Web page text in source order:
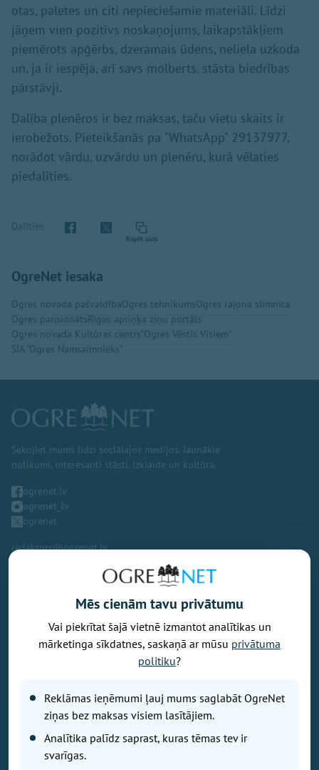
otas, paletes un citi nepieciešamie materiāli. Līdzi
jāņem vien pozitīvs noskaņojums, laikapstākļiem
piemērots apģērbs, dzeramais ūdens, neliela uzkoda
un, ja ir iespēja, arī savs molberts, stāsta biedrības
pārstāvji.
Dalība plenēros ir bez maksas, taču vietu skaits ir
ierobežots. Pieteikšanās pa "WhatsApp" 29137977,
norādot vārdu, uzvārdu un plenēru, kurā vēlaties
piedalīties.
Dalīties
Kopēt saiti
OgreNet iesaka
Ogres novada pašvaldībaOgres tehnikumsOgres rajona slimnīca
Ogres pansionātsRīgas apriņķa ziņu portāls
Ogres novada Kultūras centrs"Ogres Vēstis Visiem"
SIA "Ogres Namsaimnieks"
Sekojiet mums līdzi sociālajos medijos. Jaunākie
notikumi, interesanti stāsti, izklaide un kultūra.
ogrenet.lv
ogrenet_lv
ogrenet
redaktors@ogrenet.lv
Vēlaties izteikt savu viedokli par portālu? Pamanījāt kļūdu? Ir
problēma, ko vēlaties apspriest publiski? Vēlaties iesūtīt rakstu par
Jums aktuālu tēmu? Varbūt Jums vajadzīgs padoms? Rakstiet uz
Izdevējs: SIA "Ogres Balss".
Juridiskā adrese: Lāčplēša iela 24
Mēs cienām tavu privātumu
Vai piekrītat šajā vietnē izmantot analītikas un
mārketinga sīkdatnes, saskaņā ar mūsu privātuma
politiku?
Reklāmas ieņēmumi ļauj mums saglabāt OgreNet
ziņas bez maksas visiem lasītājiem.
Analītika palīdz saprast, kuras tēmas tev ir
svarīgas.